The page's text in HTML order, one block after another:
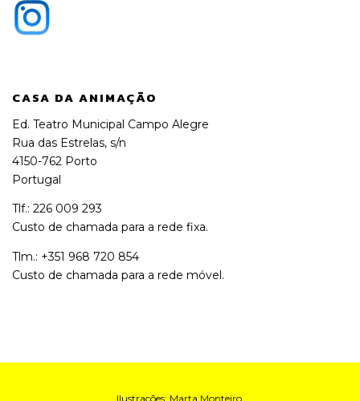
CASA DA ANIMAÇÃO
Ed. Teatro Municipal Campo Alegre
Rua das Estrelas, s/n
4150-762 Porto
Portugal
Tlf.: 226 009 293
Custo de chamada para a rede fixa.
Tlm.: +351 968 720 854
Custo de chamada para a rede móvel.
Ilustrações: Marta Monteiro.